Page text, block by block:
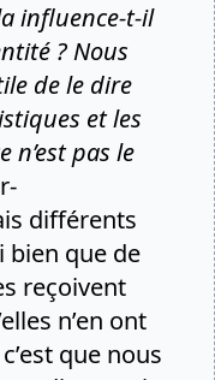
influence-t-il
? Nous
de le dire
et les
pas le
différents
bien que de
reçoivent
n’en ont
que nous